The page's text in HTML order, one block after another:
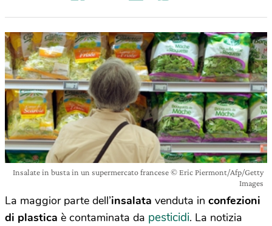
Insalate in busta in un supermercato francese © Eric Piermont/Afp/Getty
Images
La maggior parte dell’insalata venduta in confezioni
di plastica è contaminata da pesticidi. La notizia